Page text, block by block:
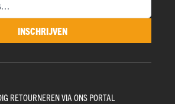
INSCHRIJVEN
RETOURNEREN VIA ONS PORTAL